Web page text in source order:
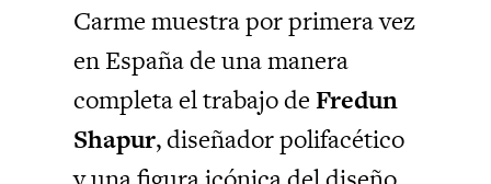
Carme muestra por primera vez
en España de una manera
completa el trabajo deFredun
Shapur, diseñador polifacético